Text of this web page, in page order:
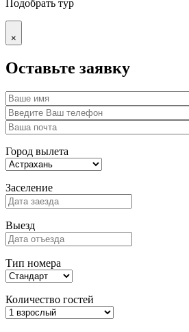
Подобрать тур
×
Оставьте заявку
Город вылета
Заселение
Выезд
Тип номера
Количество гостей